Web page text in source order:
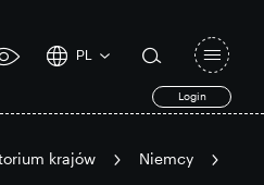
PL
Login
search
form
toggle
krajów
Niemcy